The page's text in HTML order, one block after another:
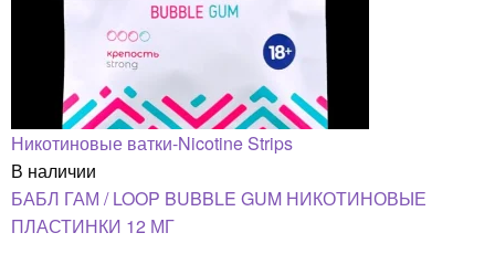
Никотиновые ватки-Nicotine Strips
В наличии
БАБЛ ГАМ / LOOP BUBBLE GUM НИКОТИНОВЫЕ
ПЛАСТИНКИ 12 МГ